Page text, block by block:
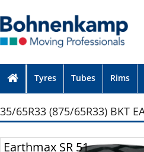
Tyres Tubes Rims
35/65R33 (875/65R33) BKT
Earthmax SR 51